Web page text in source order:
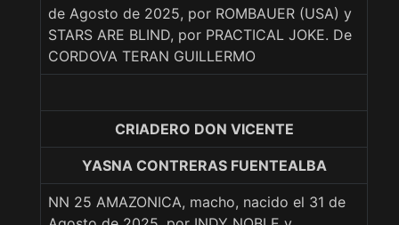
de Agosto de 2025, por ROMBAUER (USA) y
STARS ARE BLIND, por PRACTICAL JOKE. De
CORDOVA TERAN GUILLERMO
CRIADERO DON VICENTE
YASNA CONTRERAS FUENTEALBA
NN 25 AMAZONICA, macho, nacido el 31 de